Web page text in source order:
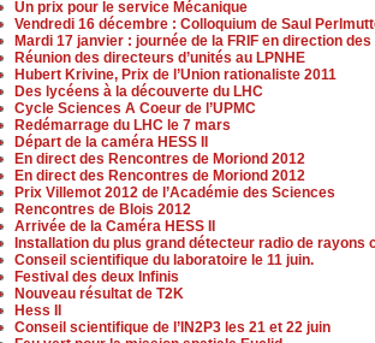
Un prix pour le service Mécanique
Vendredi 16 décembre : Colloquium de Saul
Mardi 17 janvier : journée de la FRIF en direction des
Réunion des directeurs d’unités au LPNHE
Hubert Krivine, Prix de l’Union rationaliste 2011
Des lycéens à la découverte du LHC
Cycle Sciences A Coeur de l’UPMC
Redémarrage du LHC le 7 mars
Départ de la caméra HESS II
En direct des Rencontres de Moriond 2012
En direct des Rencontres de Moriond 2012
Prix Villemot 2012 de l’Académie des Sciences
Rencontres de Blois 2012
Arrivée de la Caméra HESS II
Installation du plus grand détecteur radio de rayons
Conseil scientifique du laboratoire le 11 juin.
Festival des deux Infinis
Nouveau résultat de T2K
Hess II
Conseil scientifique de l’IN2P3 les 21 et 22 juin